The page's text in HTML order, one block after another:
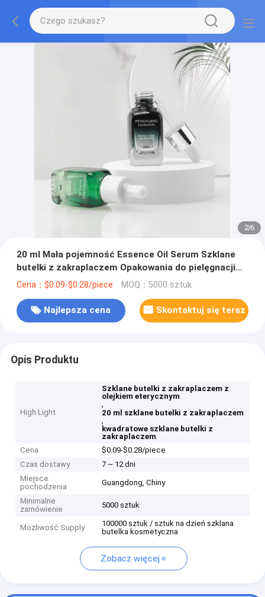
2/6
20 ml Mała pojemność Essence Oil Serum Szklane
butelki z zakraplaczem Opakowania do pielęgnacji
skóry
Cena：$0.09-$0.28/piece MOQ：5000 sztuk
Najlepsza cena Skontaktuj się teraz
Opis Produktu
High Light
Szklane butelki z zakraplaczem z
olejkiem eterycznym
,
20 ml szklane butelki z zakraplaczem
,
kwadratowe szklane butelki z
zakraplaczem
Cena
$0.09-$0.28/piece
Czas dostawy
7 ~ 12 dni
Miejsce
pochodzenia
Guangdong, Chiny
Minimalne
zamówienie
5000 sztuk
Możliwość Supply
100000 sztuk / sztuk na dzień szklana
butelka kosmetyczna
Zobacz więcej